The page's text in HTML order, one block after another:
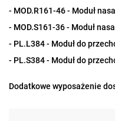
- MOD.R161-46 - Moduł
- MOD.S161-36 - Moduł
- PL.L384 - Moduł do
- PL.S384 - Moduł do
Dodatkowe wyposażenie